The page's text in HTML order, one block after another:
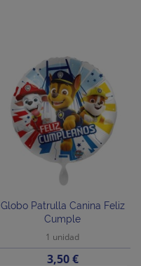
Globo Patrulla Canina Feliz
Cumple
1 unidad
Precio
3,50 €